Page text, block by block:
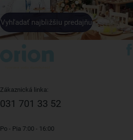
Vyhľadať najbližšiu predajňu
Zákaznická linka:
031 701 33 52
Po - Pia 7:00 - 16:00